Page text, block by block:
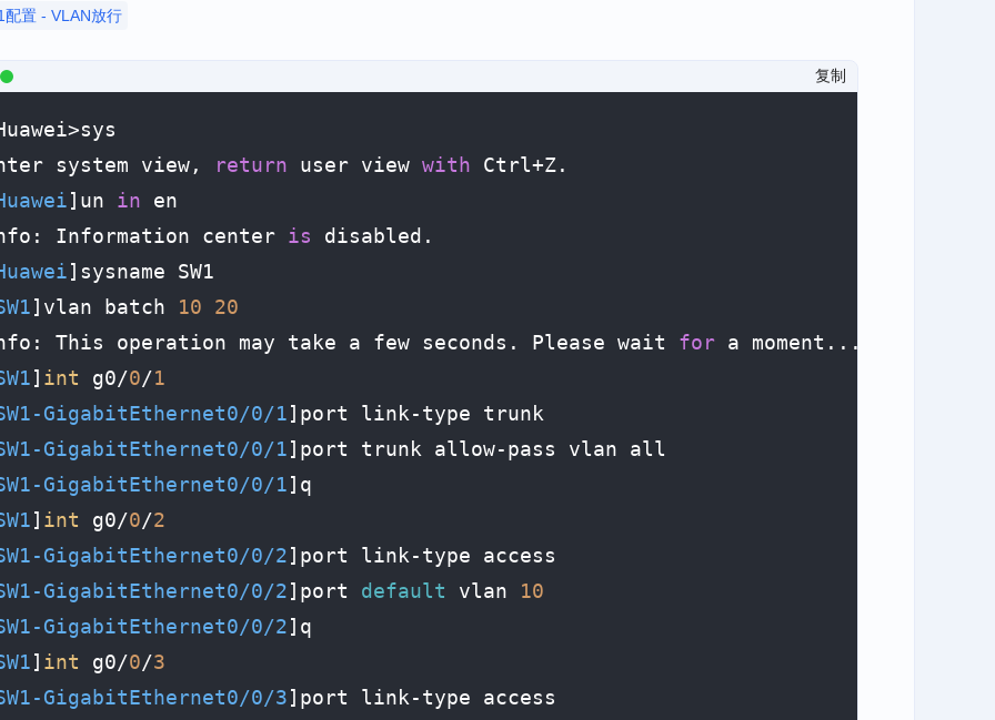
配置 - VLAN放行
复制
system view,
return user view with Ctrl+Z.
]un in en
Information center is disabled.
]sysname SW1
]vlan batch 10
20
This operation may take a few seconds. Please wait for a moment...done.
] int g0/0/1
GigabitEthernet0/0/1]port link-type trunk
GigabitEthernet0/0/1]port trunk allow-pass vlan all
GigabitEthernet0/0/1]q
] int g0/0/2
GigabitEthernet0/0/2]port link-type access
GigabitEthernet0/0/2]port default vlan 10
GigabitEthernet0/0/2]q
] int g0/0/3
GigabitEthernet0/0/3]port link-type access